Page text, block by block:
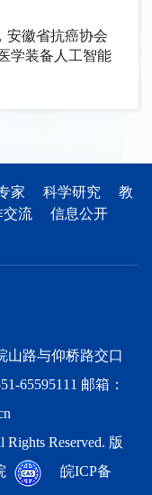
安徽省抗癌协会
学装备人工智能
家 科学研究
教
交流
信息公开
山路与仰桥路交口
65595111 邮箱：
Reserved. 版
皖ICP备